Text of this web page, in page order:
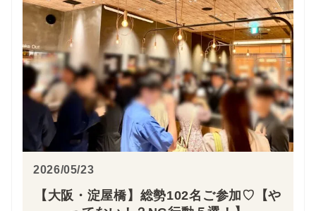
2026/05/23
【大阪・淀屋橋】総勢102名ご参加♡【や